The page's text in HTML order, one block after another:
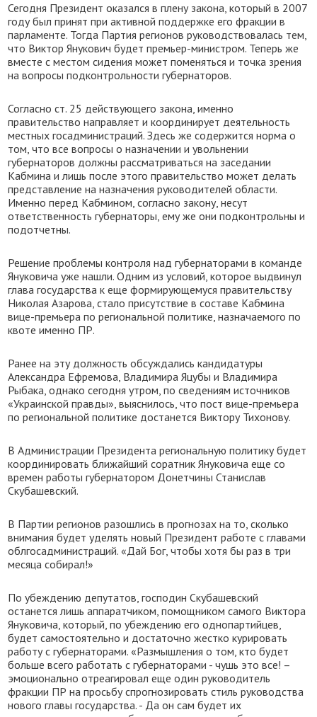
Сегодня Президент оказался в плену закона, который в 2007
году был принят при активной поддержке его фракции в
парламенте. Тогда Партия регионов руководствовалась тем,
что Виктор Янукович будет премьер-министром. Теперь же
вместе с местом сидения может поменяться и точка зрения
на вопросы подконтрольности губернаторов.
Согласно ст. 25 действующего закона, именно
правительство направляет и координирует деятельность
местных госадминистраций. Здесь же содержится норма о
том, что все вопросы о назначении и увольнении
губернаторов должны рассматриваться на заседании
Кабмина и лишь после этого правительство может делать
представление на назначения руководителей области.
Именно перед Кабмином, согласно закону, несут
ответственность губернаторы, ему же они подконтрольны и
подотчетны.
Решение проблемы контроля над губернаторами в команде
Януковича уже нашли. Одним из условий, которое выдвинул
глава государства к еще формирующемуся правительству
Николая Азарова, стало присутствие в составе Кабмина
вице-премьера по региональной политике, назначаемого по
квоте именно ПР.
Ранее на эту должность обсуждались кандидатуры
Александра Ефремова, Владимира Яцубы и Владимира
Рыбака, однако сегодня утром, по сведениям источников
«Украинской правды», выяснилось, что пост вице-премьера
по региональной политике достанется Виктору Тихонову.
В Администрации Президента региональную политику будет
координировать ближайший соратник Януковича еще со
времен работы губернатором Донетчины Станислав
Скубашевский.
В Партии регионов разошлись в прогнозах на то, сколько
внимания будет уделять новый Президент работе с главами
облгосадминистраций. «Дай Бог, чтобы хотя бы раз в три
месяца собирал!»
По убеждению депутатов, господин Скубашевский
останется лишь аппаратчиком, помощником самого Виктора
Януковича, который, по убеждению его однопартийцев,
будет самостоятельно и достаточно жестко курировать
работу с губернаторами. «Размышления о том, кто будет
больше всего работать с губернаторами - чушь это все! –
эмоционально отреагировал еще один руководитель
фракции ПР на просьбу спрогнозировать стиль руководства
нового главы государства. - Да он сам будет их